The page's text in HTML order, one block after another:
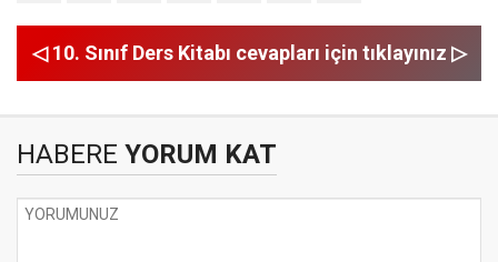
◁ 10. Sınıf Ders Kitabı cevapları için tıklayınız ▷
HABERE YORUM KAT